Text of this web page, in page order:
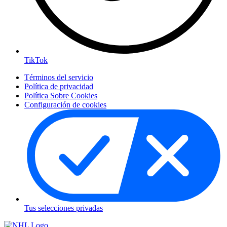
TikTok
Términos del servicio
Política de privacidad
Política Sobre Cookies
Configuración de cookies
Tus selecciones privadas